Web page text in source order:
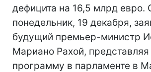
дефицита на 16,5 млрд евро.
понедельник, 19 декабря,
будущий премьер-министр
Мариано Рахой,
программу в парламенте в